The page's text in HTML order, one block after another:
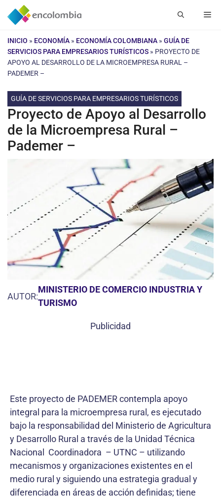
Saltar
INICIO » ECONOMÍA » ECONOMÍA COLOMBIANA » GUÍA DE
SERVICIOS PARA EMPRESARIOS TURÍSTICOS » PROYECTO DE
APOYO AL DESARROLLO DE LA MICROEMPRESA RURAL –
PADEMER –
GUÍA DE SERVICIOS PARA EMPRESARIOS TURÍSTICOS
Proyecto de Apoyo al Desarrollo
de la Microempresa Rural –
Pademer –
AUTOR:
MINISTERIO DE COMERCIO INDUSTRIA Y
TURISMO
Publicidad
Este proyecto de PADEMER contempla apoyo
integral para la microempresa rural, es ejecutado
bajo la responsabilidad del Ministerio de Agricultura
y Desarrollo Rural a través de la Unidad Técnica
Nacional Coordinadora – UTNC – utilizando
mecanismos y organizaciones existentes en el
medio rural y siguiendo una estrategia gradual y
diferenciada en áreas de acción definidas; tiene